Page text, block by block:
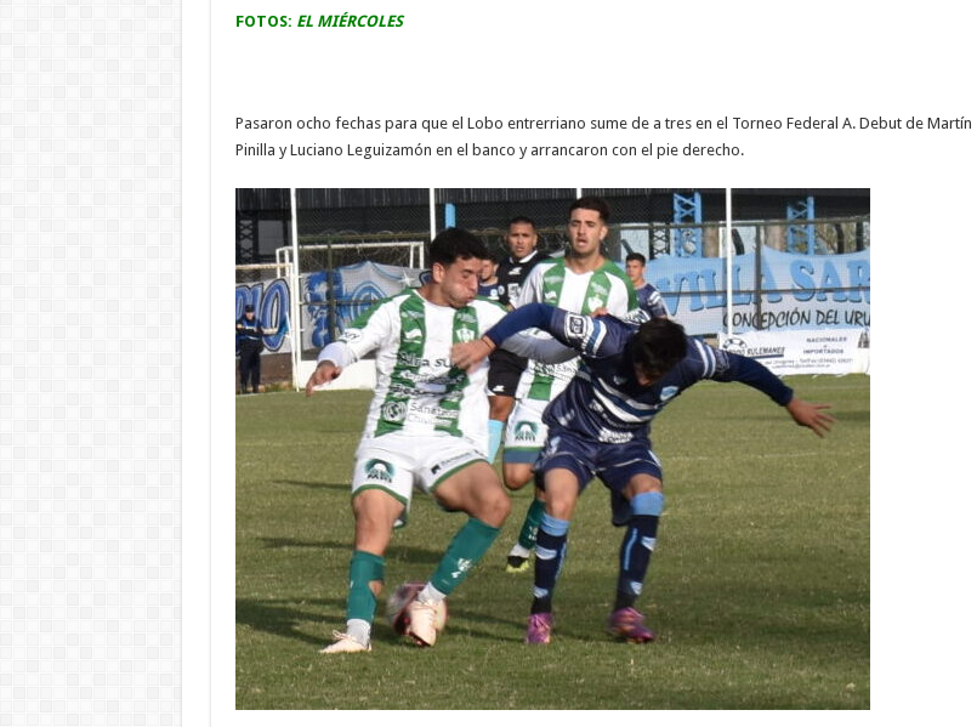
FOTOS: EL MIÉRCOLES
Pasaron ocho fechas para que el Lobo entrerriano sume de a tres en el Torneo Federal A. Debut de Martín
Pinilla y Luciano Leguizamón en el banco y arrancaron con el pie derecho.